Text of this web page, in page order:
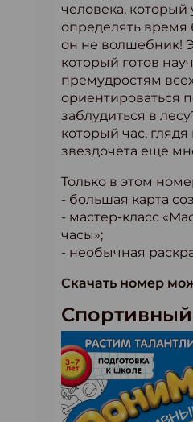
человека, который
определять время
он не волшебник!
который готов
премудростям
ориентироваться
заблудиться в
который час,
звездочёта ещё
Только в этом
- большая карта
- мастер-класс
часы»;
- необычная
Скачать номер